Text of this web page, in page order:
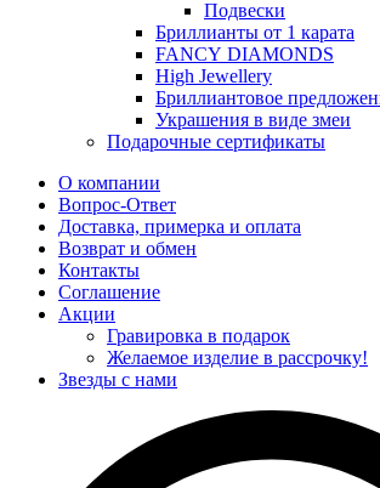
Подвески
Бриллианты от 1 карата
FANCY DIAMONDS
High Jewellery
Бриллиантовое
Украшения в виде змеи
Подарочные сертификаты
О компании
Вопрос-Ответ
Доставка, примерка и оплата
Возврат и обмен
Контакты
Соглашение
Акции
Гравировка в подарок
Желаемое изделие в рассрочку!
Звезды с нами